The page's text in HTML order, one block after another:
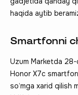
haqida aytib
Smartfonni
Uzum Marketda
Honor X7c
so‘mga xarid qilish